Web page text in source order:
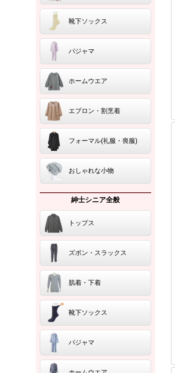
靴下ソックス
パジャマ
ホームウエア
エプロン・割烹着
フォーマル(礼服・喪服)
おしゃれな小物
紳士シニア全般
トップス
ズボン・スラックス
肌着・下着
靴下ソックス
パジャマ